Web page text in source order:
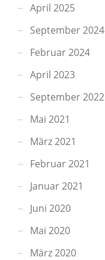
April 2025
September 2024
Februar 2024
April 2023
September 2022
Mai 2021
März 2021
Februar 2021
Januar 2021
Juni 2020
Mai 2020
März 2020